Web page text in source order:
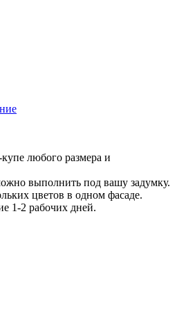
любого размера и
выполнить под вашу задумку.
цветов в одном фасаде.
1-2 рабочих дней.